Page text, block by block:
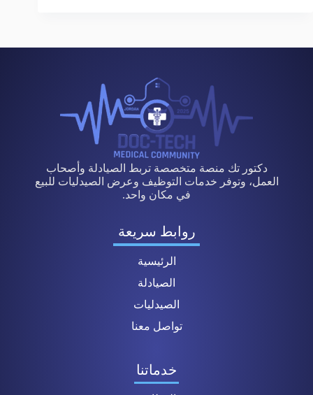
دكتور تك منصة متخصصة تربط الصيادلة وأصحاب
العمل، وتوفر خدمات التوظيف وعرض الصيدليات للبيع
في مكان واحد.
روابط سريعة
الرئيسية
الصيادلة
الصيدليات
تواصل معنا
خدماتنا